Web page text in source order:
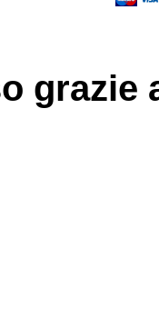
grazie